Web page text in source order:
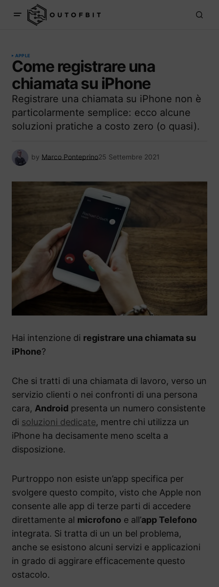
APPLE
Come registrare una
chiamata su iPhone
Registrare una chiamata su iPhone non è
particolarmente semplice: ecco alcune
soluzioni pratiche a costo zero (o quasi).
by Marco Ponteprino25 Settembre 2021
Hai intenzione di registrare una chiamata su
iPhone?
Che si tratti di una chiamata di lavoro, verso un
servizio clienti o nei confronti di una persona
cara, Android presenta un numero consistente
di soluzioni dedicate, mentre chi utilizza un
iPhone ha decisamente meno scelta a
disposizione.
Purtroppo non esiste un’app specifica per
svolgere questo compito, visto che Apple non
consente alle app di terze parti di accedere
direttamente al microfono e all’app Telefono
integrata. Si tratta di un un bel problema,
anche se esistono alcuni servizi e applicazioni
in grado di aggirare efficacemente questo
ostacolo.